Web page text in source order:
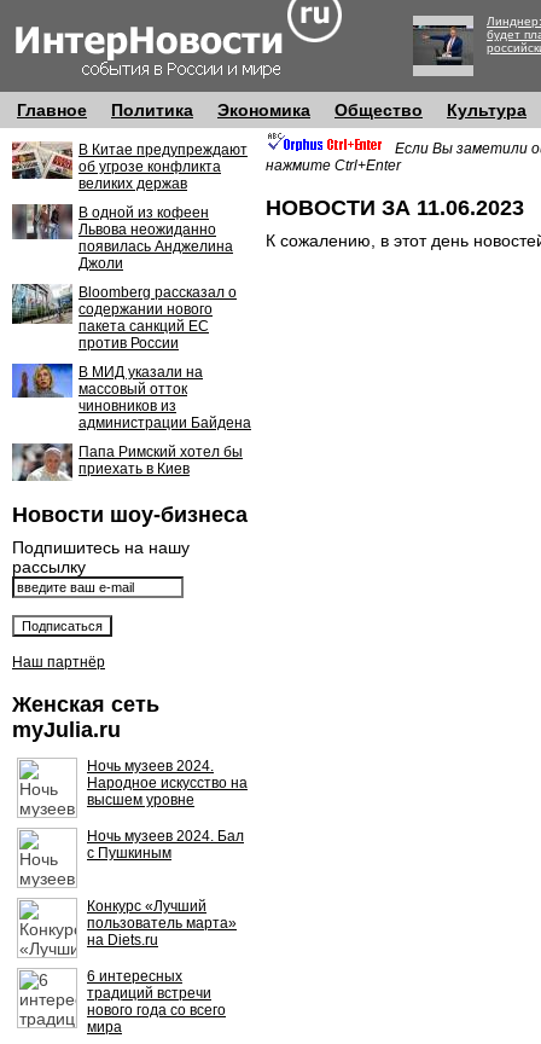
будет
Главное Политика Экономика Общество Культура
В Китае предупреждают
об угрозе конфликта
великих держав
В одной из кофеен
Львова неожиданно
появилась Анджелина
Джоли
Bloomberg рассказал о
содержании нового
пакета санкций ЕС
против России
В МИД указали на
массовый отток
чиновников из
администрации Байдена
Папа Римский хотел бы
приехать в Киев
Новости шоу-бизнеса
Подпишитесь на нашу
рассылку
Наш партнёр
Женская сеть
myJulia.ru
Ночь музеев 2024.
Народное искусство на
высшем уровне
Ночь музеев 2024. Бал
с Пушкиным
Конкурс «Лучший
пользователь марта»
на Diets.ru
6 интересных
традиций встречи
нового года со всего
мира
Если Вы заметили
нажмите Ctrl+Enter
НОВОСТИ ЗА 11.06.2023
К сожалению, в этот день